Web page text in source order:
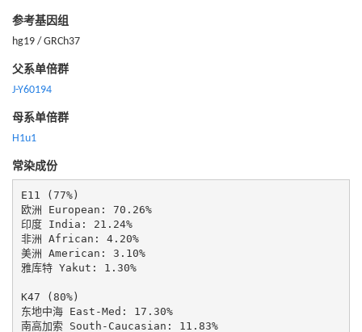
参考基因组
hg19 / GRCh37
父系单倍群
J-Y60194
母系单倍群
H1u1
常染成份
E11 (77%)
欧洲 European: 70.26%
印度 India: 21.24%
非洲 African: 4.20%
美洲 American: 3.10%
雅库特 Yakut: 1.30%
K47 (80%)
东地中海 East-Med: 17.30%
南高加索 South-Caucasian: 11.83%